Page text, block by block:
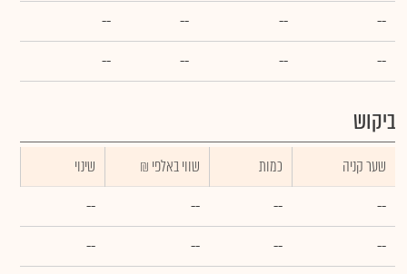
--
--
--
--
--
--
--
--
ביקוש
שער קניה כמות ₪ שווי באלפי
שינוי
--
--
--
--
--
--
--
--